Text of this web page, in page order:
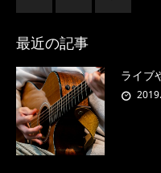
最近の記事
ライブ